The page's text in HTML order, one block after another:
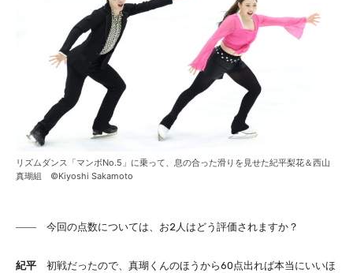
リズムダンス「マンボNo.5」に乗って、息の合った滑りを見せた紀平梨花＆西山
真瑚組 ©Kiyoshi Sakamoto
―― 今回の点数については、お2人はどう評価されますか？
紀平 初戦だったので、真瑚くんのほうから60点出れば本当にいいほ